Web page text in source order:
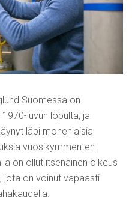
Suomessa on
luvun lopulta, ja
läpi monenlaisia
vuosikymmenten
on ollut itsenäinen oikeus
jota on voinut vapaasti